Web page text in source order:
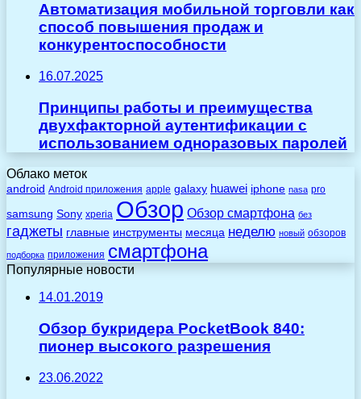
Автоматизация мобильной торговли как
способ повышения продаж и
конкурентоспособности
16.07.2025
Принципы работы и преимущества
двухфакторной аутентификации с
использованием одноразовых паролей
Облако меток
android Android приложения apple galaxy huawei iphone nasa pro
samsung Sony xperia Обзор Обзор смартфона без
гаджеты главные инструменты месяца неделю новый обзоров
подборка приложения смартфона
Популярные новости
14.01.2019
Обзор букридера PocketBook 840:
пионер высокого разрешения
23.06.2022